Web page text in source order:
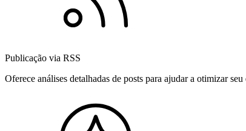
Publicação via RSS
Oferece análises detalhadas de posts para ajudar a otimizar